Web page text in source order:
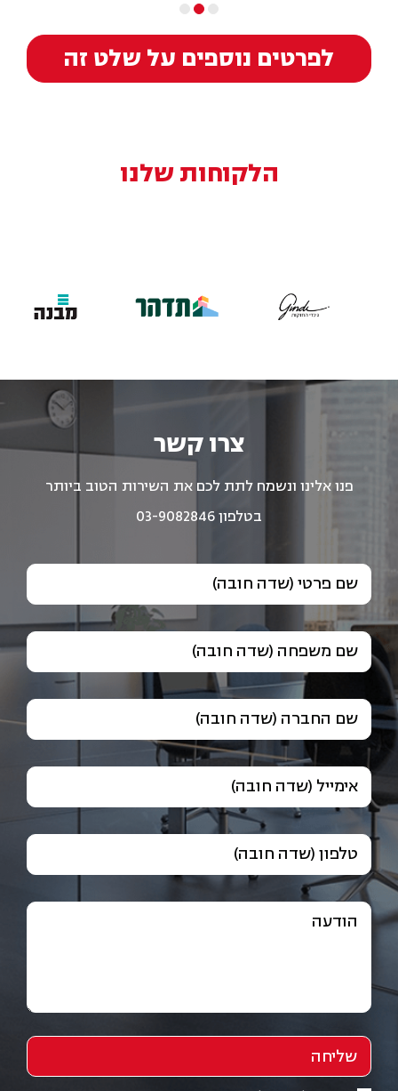
לפרטים נוספים על שלט זה
הלקוחות שלנו
צרו קשר
פנו אלינו ונשמח לתת לכם את השירות הטוב ביותר
בטלפון 03-9082846
שם פרטי (שדה חובה)
שם משפחה (שדה חובה)
שם החברה (שדה חובה)
אימייל (שדה חובה)
טלפון (שדה חובה)
הודעה